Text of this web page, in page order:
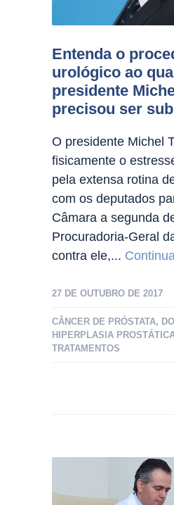
Entenda o
urológico ao
presidente
precisou ser
O presidente Michel
fisicamente o
pela extensa rotina
com os deputados
Câmara a segunda
Procuradoria-Geral
contra ele,...
27 DE OUTUBRO DE 2017
CÂNCER DE PRÓSTATA,
HIPERPLASIA
TRATAMENTOS